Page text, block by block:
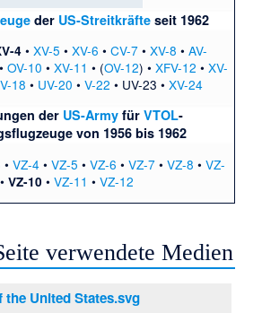
der US-Streitkräfteseit 1962
4 •XV-5 •XV-6 •CV-7 •XV-8 •AV-
• OV-10 • XV-11 • (OV-12) • XFV-12 • XV-
18 • UV-20 • V-22 • UV-23 • XV-24
der US-Army für VTOL-
von 1956 bis 1962
•VZ-4 •VZ-5 •VZ-6 •VZ-7 •VZ-8 •VZ-
• VZ-10 • VZ-11 • VZ-12
verwendete Medien
the United States.svg